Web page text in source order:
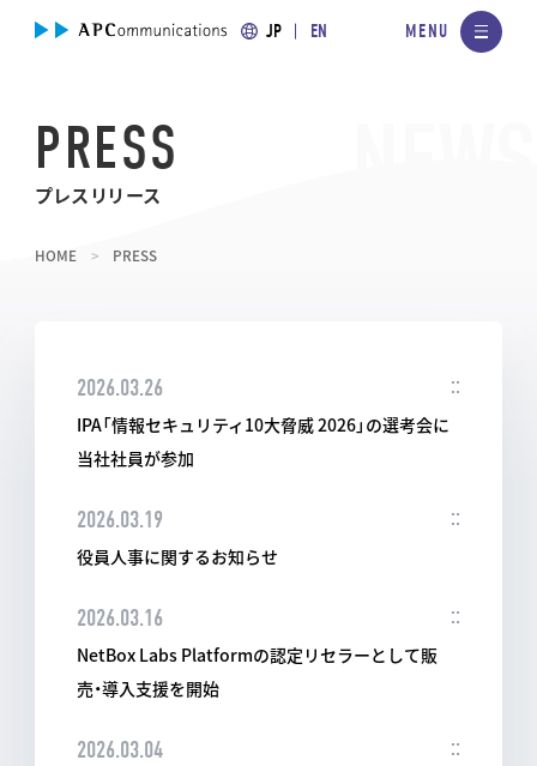
JP EN
PRESS
プレスリリース
HOME PRESS
2026.03.26
IPA「情報セキュリティ10大脅威 2026」の選考会に
当社社員が参加
2026.03.19
役員人事に関するお知らせ
2026.03.16
NetBox Labs Platformの認定リセラーとして販
売・導入支援を開始
2026.03.04